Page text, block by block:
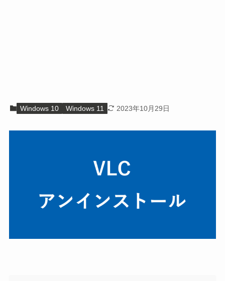
Windows 10 Windows 11 2023年10月29日